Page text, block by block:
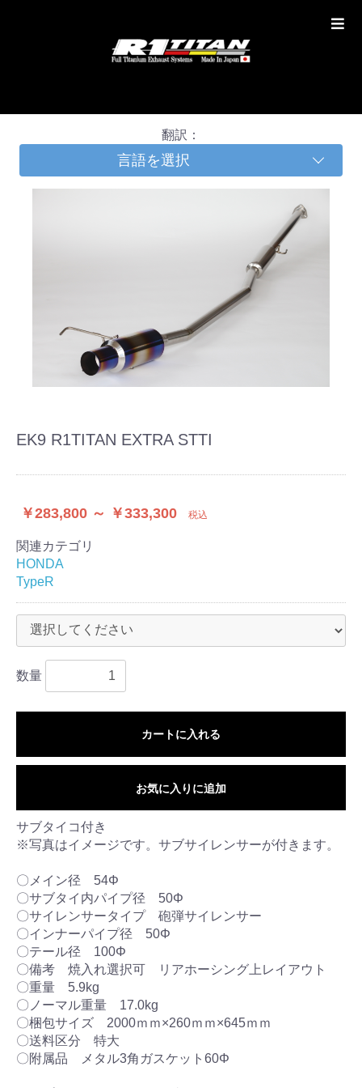
翻訳：
言語を選択
EK9 R1TITAN EXTRA STTI
￥283,800 ～ ￥333,300 税込
関連カテゴリ
HONDA
TypeR
数量
カートに入れる
お気に入りに追加
サブタイコ付き
※写真はイメージです。サブサイレンサーが付きます。
〇メイン径 54Φ
〇サブタイ内パイプ径 50Φ
〇サイレンサータイプ 砲弾サイレンサー
〇インナーパイプ径 50Φ
〇テール径 100Φ
〇備考 焼入れ選択可 リアホーシング上レイアウト
〇重量 5.9kg
〇ノーマル重量 17.0kg
〇梱包サイズ 2000ｍｍ×260ｍｍ×645ｍｍ
〇送料区分 特大
〇附属品 メタル3角ガスケット60Φ